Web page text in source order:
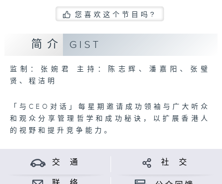
您喜欢这个节目吗?
简介 GIST
监制：张婉君 主持：陈志辉、潘嘉阳、张璧
贤、程洁明
「与CEO对话」每星期邀请成功领袖与广大听众
和观众分享管理哲学和成功秘诀，以扩展香港人
的视野和提升竞争能力。
交 通 社 交